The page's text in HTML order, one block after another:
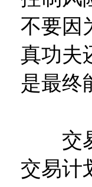
不要因
真功夫
是最终
交易
交易计